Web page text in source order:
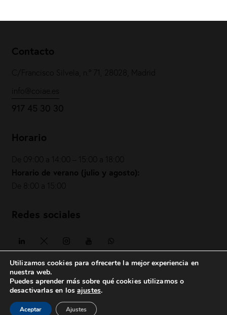
Contacto
C/Francisco Silvela, n.º 71, 28028, Madrid
info@coiae.es
917 45 30 30
Horario
De 09:00 a 14:00 – 15:00 a 18:00
Horario de verano (julio y agosto):
De 8:00 a 15:00
Redes sociales
COIAE© 2026. Todos los derechos reservados
Política de privacidad|Política de cookies
Utilizamos cookies para ofrecerte la mejor experiencia en
nuestra web.
Puedes aprender más sobre qué cookies utilizamos o
desactivarlas en losajustes.
Aceptar Ajustes